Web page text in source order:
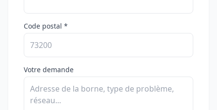
Code postal *
Votre demande